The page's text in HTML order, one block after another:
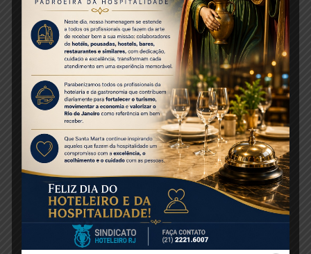
O Conselho Empresarial de Turismo e
Hospitalidade (Cetur) da Confederação
Nacional do Comércio de Bens, Serviços e
Turismo também considera positiva a sanção
da lei. Em nota, a entidade lembrou que a
medida vem sendo reivindicada há sete anos
pelo Cetur e pela Federação Nacional de
Hotéis, Restaurantes, Bares e Similares.
“Os débitos relativos às diferenças da
integração da gorjeta às férias, ao décimo
terceiro e ao Fundo de Garantia do Tempo de
Serviço (FGTS) representam o maior passivo